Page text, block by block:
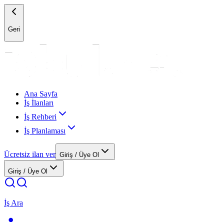
Geri
Ana Sayfa
İş İlanları
İş Rehberi
İş Planlaması
Ücretsiz ilan ver Giriş / Üye Ol
Giriş / Üye Ol
İş Ara